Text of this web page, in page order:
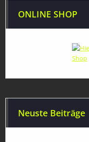
ONLINE SHOP
Neuste Beiträge